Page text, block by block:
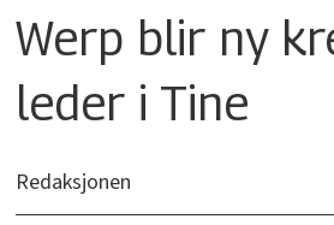
Werp blir ny
leder i Tine
Redaksjonen